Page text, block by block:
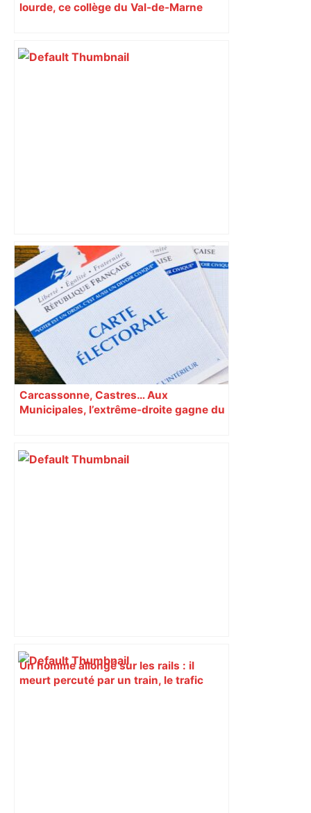
lourde, ce collège du Val-de-Marne
Municipales 2026 à Toulouse : que
proposent les candidats pour le
pouvoir d'achat ? – L'Opinion
Indépendante
Carcassonne, Castres… Aux
Municipales, l’extrême-droite gagne du
Un homme allongé sur les rails : il
meurt percuté par un train, le trafic